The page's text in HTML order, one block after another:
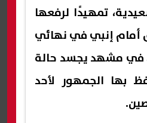
تمهيدًا لرفعها
أمام إنبي في نهائي
في مشهد يجسد حالة
بها الجمهور لأحد